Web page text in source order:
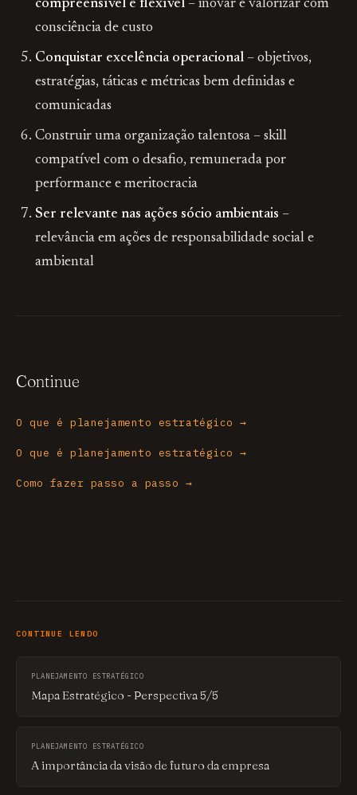
compreensível e flexível – inovar e valorizar com
consciência de custo
Conquistar excelência operacional – objetivos,
estratégias, táticas e métricas bem definidas e
comunicadas
Construir uma organização talentosa – skill
compatível com o desafio, remunerada por
performance e meritocracia
Ser relevante nas ações sócio ambientais –
relevância em ações de responsabilidade social e
ambiental
Continue
O que é planejamento estratégico →
O que é planejamento estratégico →
Como fazer passo a passo →
CONTINUE LENDO
PLANEJAMENTO ESTRATÉGICO
Mapa Estratégico - Perspectiva 5/5
PLANEJAMENTO ESTRATÉGICO
A importância da visão de futuro da empresa